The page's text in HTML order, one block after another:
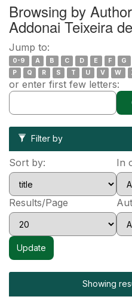
Browsing by
Addonai Teixeira de
Jump to:
0-9 A B C D E F G
P
Q R S T U V W
or enter first few letters:
Filter by
Sort by: In
Results/Page
Showing